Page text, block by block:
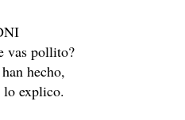
vas pollito?
hecho,
lo explico.